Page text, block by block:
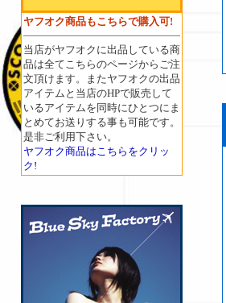
ヤフオク商品もこちらで購入可!
当店がヤフオクに出品している商
品は全てこちらのページからご注
文頂けます。またヤフオクの出品
アイテムと当店のHPで販売して
いるアイテムを同時にひとつにま
とめてお送りする事も可能です。
是非ご利用下さい。
ヤフオク商品はこちらをクリッ
ク!